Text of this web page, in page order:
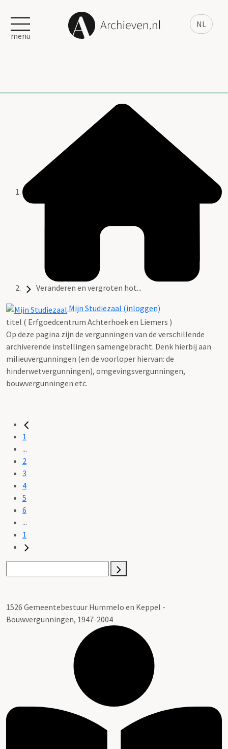
NL
menu
Veranderen en vergroten hot...
Mijn Studiezaal (inloggen)
titel ( Erfgoedcentrum Achterhoek en Liemers )
Op deze pagina zijn de vergunningen van de verschillende
archiverende instellingen samengebracht. Denk hierbij aan
milieuvergunningen (en de voorloper hiervan: de
hinderwetvergunningen), omgevingsvergunningen,
bouwvergunningen etc.
1
...
2
3
4
5
6
...
1
1526 Gemeentebestuur Hummelo en Keppel -
Bouwvergunningen, 1947-2004